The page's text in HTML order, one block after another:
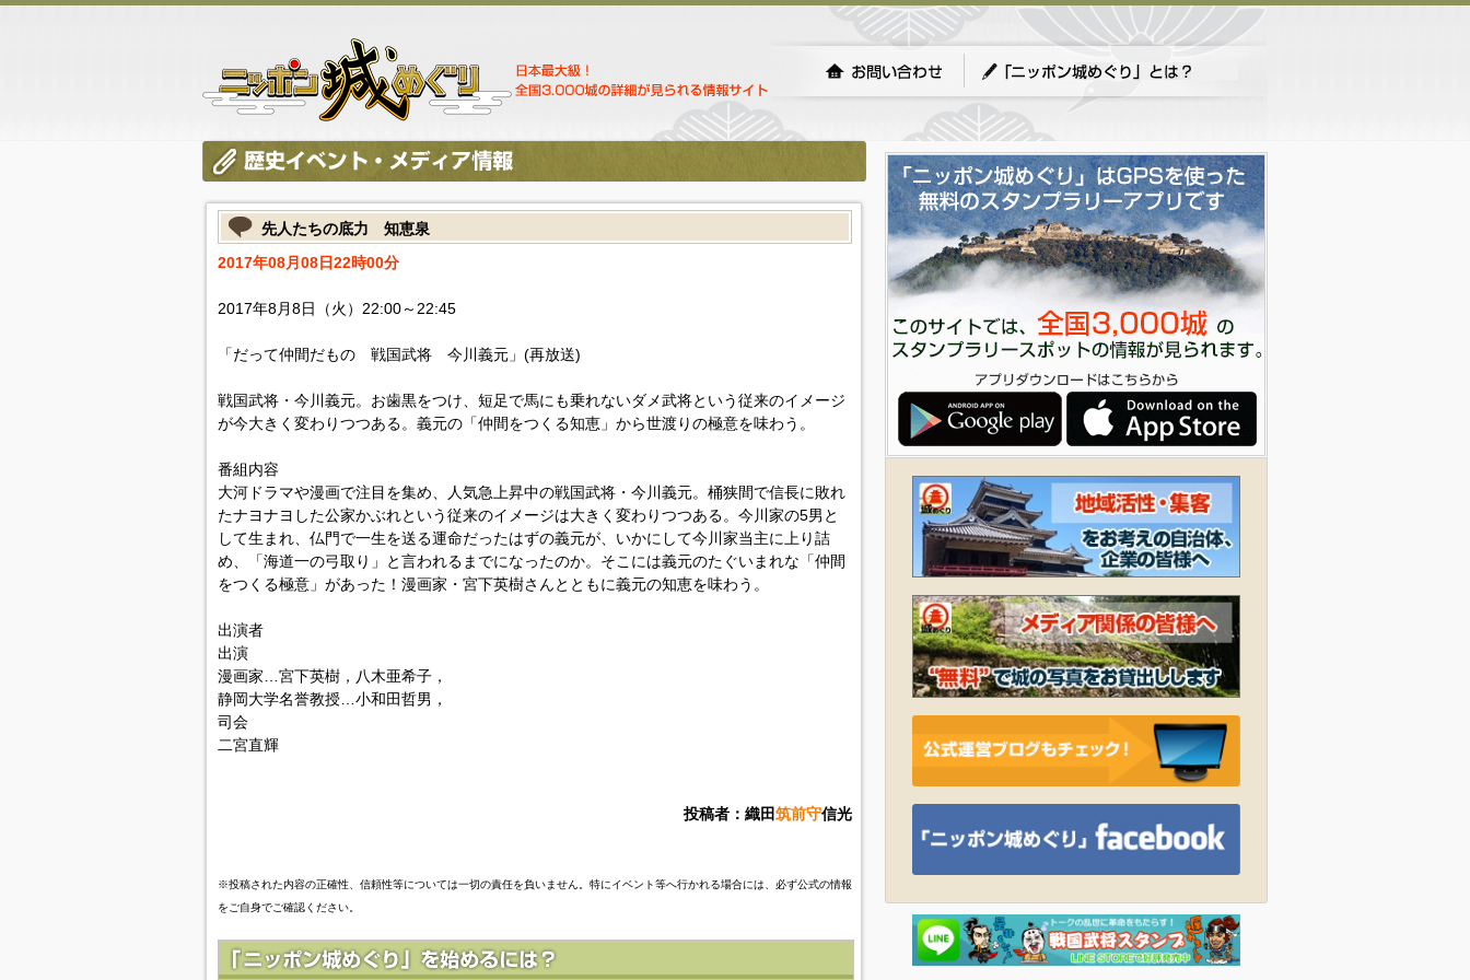
先人たちの底力 知恵泉
2017年08月08日22時00分
2017年8月8日（火）22:00～22:45
「だって仲間だもの 戦国武将 今川義元」(再放送)
戦国武将・今川義元。お歯黒をつけ、短足で馬にも乗れないダメ武将という従来のイメージ
が今大きく変わりつつある。義元の「仲間をつくる知恵」から世渡りの極意を味わう。
番組内容
大河ドラマや漫画で注目を集め、人気急上昇中の戦国武将・今川義元。桶狭間で信長に敗れ
たナヨナヨした公家かぶれという従来のイメージは大きく変わりつつある。今川家の5男と
して生まれ、仏門で一生を送る運命だったはずの義元が、いかにして今川家当主に上り詰
め、「海道一の弓取り」と言われるまでになったのか。そこには義元のたぐいまれな「仲間
をつくる極意」があった！漫画家・宮下英樹さんとともに義元の知恵を味わう。
出演者
出演
漫画家…宮下英樹，八木亜希子，
静岡大学名誉教授…小和田哲男，
司会
二宮直輝
投稿者：織田筑前守信光
※投稿された内容の正確性、信頼性等については一切の責任を負いません。特にイベント等へ行かれる場合には、必ず公式の情報
をご自身でご確認ください。